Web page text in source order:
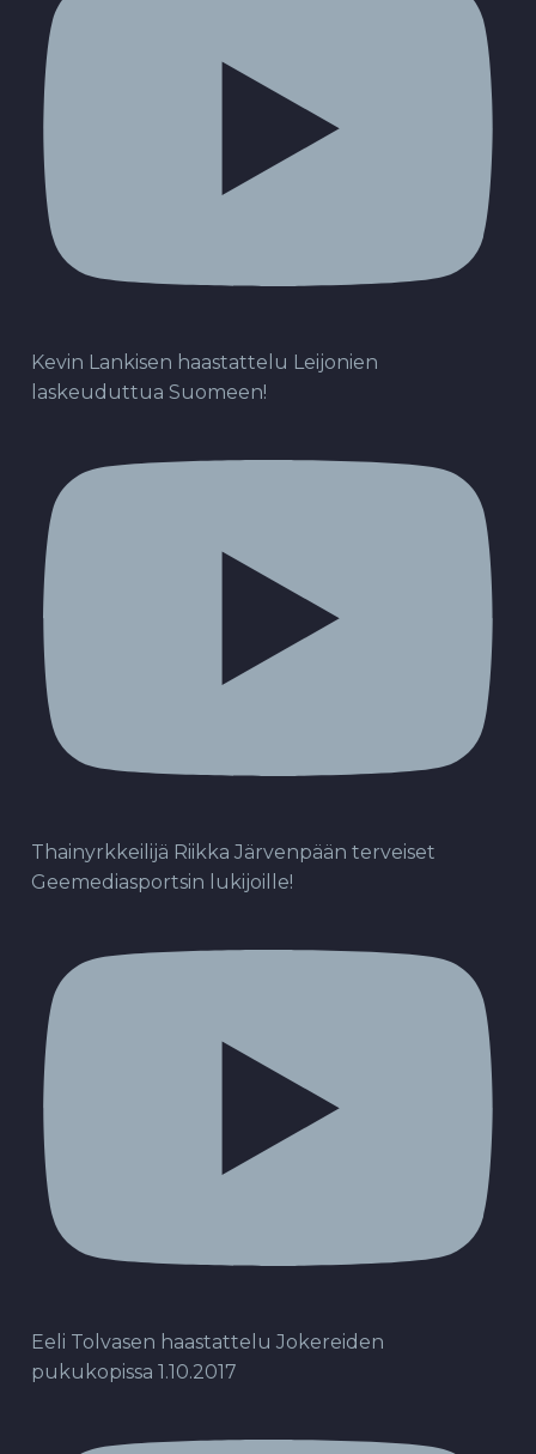
Kevin Lankisen haastattelu Leijonien
laskeuduttua Suomeen!
Thainyrkkeilijä Riikka Järvenpään terveiset
Geemediasportsin lukijoille!
Eeli Tolvasen haastattelu Jokereiden
pukukopissa 1.10.2017